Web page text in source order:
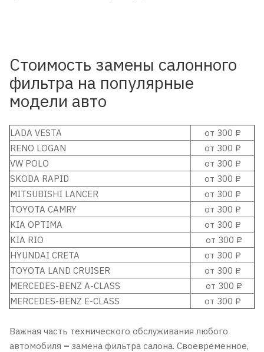
Стоимость замены салонного
фильтра на популярные
модели авто
LADA VESTA
от 300 ₽
RENO LOGAN
от 300 ₽
VW POLO
от 300 ₽
SKODA RAPID
от 300 ₽
MITSUBISHI LANCER
от 300 ₽
TOYOTA CAMRY
от 300 ₽
KIA OPTIMA
от 300 ₽
KIA RIO
от 300 ₽
HYUNDAI CRETA
от 300 ₽
TOYOTA LAND CRUISER
от 300 ₽
MERCEDES-BENZ A-CLASS
от 300 ₽
MERCEDES-BENZ E-CLASS
от 300 ₽
Важная часть технического обслуживания любого
автомобиля – замена фильтра салона. Своевременное,